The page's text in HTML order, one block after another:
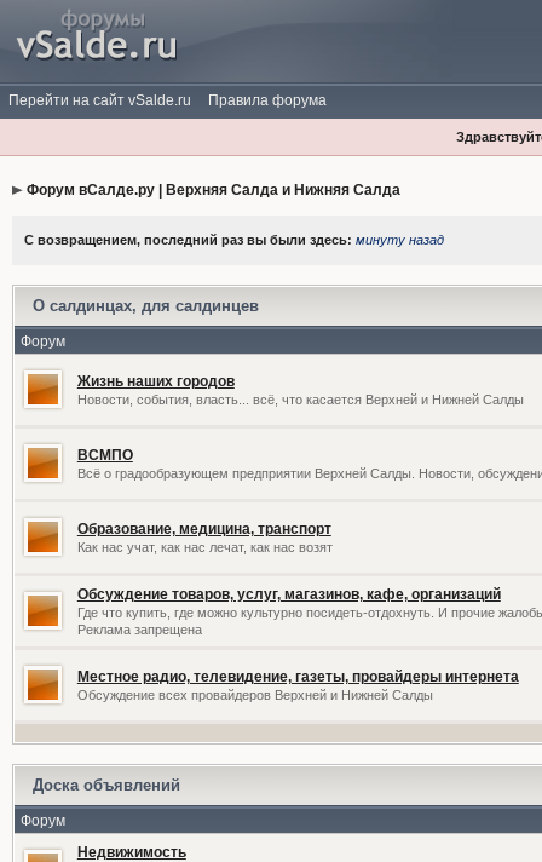
Перейти на сайт vSalde.ru Правила форума
Форум вСалде.ру | Верхняя Салда и Нижняя Салда
С возвращением, последний раз вы были здесь: минуту назад
О салдинцах, для салдинцев
Форум
Жизнь наших городов
Новости, события, власть... всё, что касается Верхней и Нижней Салды
ВСМПО
Всё о градообразующем предприятии Верхней Салды. Новости,
Образование, медицина, транспорт
Как нас учат, как нас лечат, как нас возят
Обсуждение товаров, услуг, магазинов, кафе, организаций
Где что купить, где можно культурно посидеть-отдохнуть. И прочие
Реклама запрещена
Местное радио, телевидение, газеты, провайдеры интернета
Обсуждение всех провайдеров Верхней и Нижней Салды
Доска объявлений
Форум
Недвижимость